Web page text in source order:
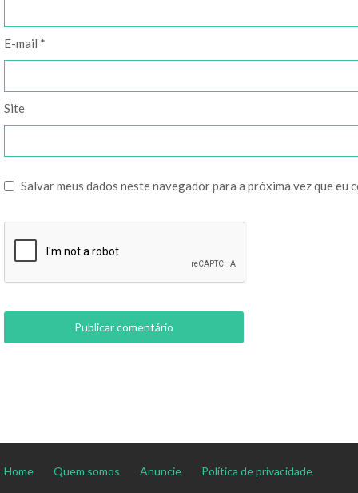
E-mail *
Site
Salvar meus dados neste navegador para a próxima vez que eu
Home Quem somos Anuncie Política de privacidade